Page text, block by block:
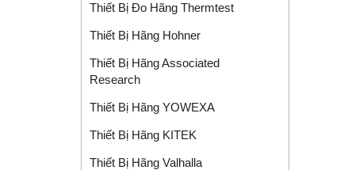
Thiết Bị Đo Hãng Thermtest
Thiết Bị Hãng Hohner
Thiết Bị Hãng Associated
Research
Thiết Bị Hãng YOWEXA
Thiết Bị Hãng KITEK
Thiết Bị Hãng Valhalla